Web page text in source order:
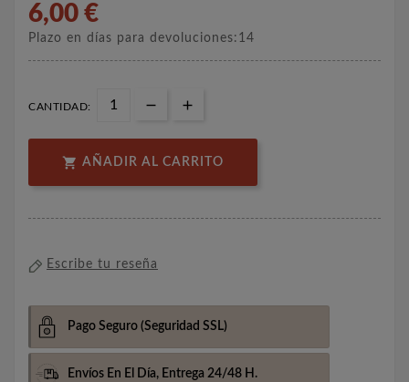
6,00 €
Plazo en días para devoluciones:14
CANTIDAD:
 AÑADIR AL CARRITO
Escribe tu reseña
Pago Seguro (Seguridad SSL)
Envíos En El Día, Entrega 24/48 H.